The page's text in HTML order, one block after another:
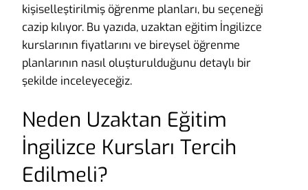
kişiselleştirilmiş öğrenme planları, bu seçeneği
cazip kılıyor. Bu yazıda, uzaktan eğitim İngilizce
kurslarının fiyatlarını ve bireysel öğrenme
planlarının nasıl oluşturulduğunu detaylı bir
şekilde inceleyeceğiz.
Neden Uzaktan Eğitim
İngilizce Kursları Tercih
Edilmeli?